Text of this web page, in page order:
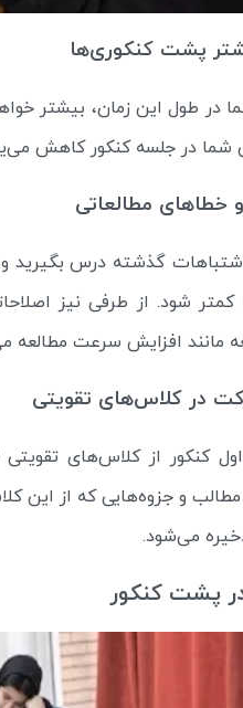
پشت کنکوری‌ها
در طول این زمان، بیشتر
شما در جلسه کنکور کاهش
مطالعاتی
گذشته درس
شود. از طرفی نیز
مانند افزایش سرعت مطالعه
در کلاس‌های تقویتی
کنکور از کلاس‌های
مطالب و جزوه‌هایی که از این
می‌شود.
پشت کنکور